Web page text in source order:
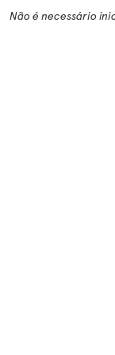
Não é necessário